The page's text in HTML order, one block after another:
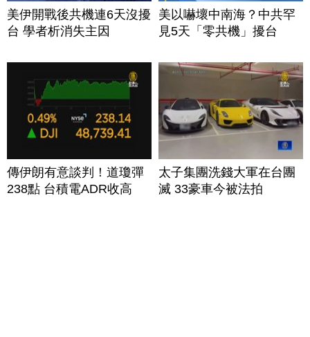
美伊開戰後共機連6天沒擾
台 學者析消失主因
美以嚇壞中南海？中共罕
見5天「零共機」擾台
傳伊朗有意談判！道瓊彈
238點 台積電ADR收高
太子集團洗錢大軍在台團
滅 33豪車今被法拍